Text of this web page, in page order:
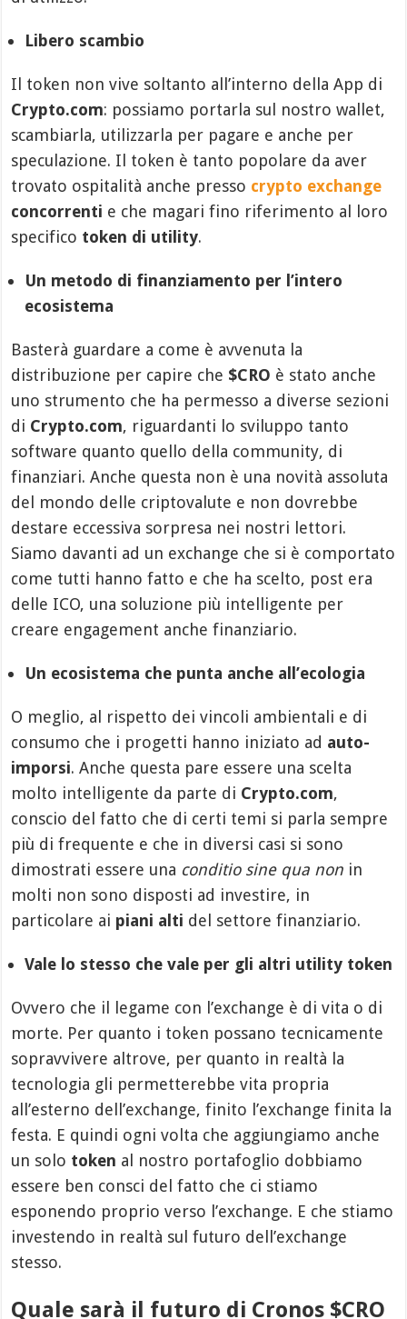
Libero scambio
Il token non vive soltanto all’interno della App di
Crypto.com: possiamo portarla sul nostro wallet,
scambiarla, utilizzarla per pagare e anche per
speculazione. Il token è tanto popolare da aver
trovato ospitalità anche presso crypto exchange
concorrenti e che magari fino riferimento al loro
specifico token di utility.
Un metodo di finanziamento per l’intero
ecosistema
Basterà guardare a come è avvenuta la
distribuzione per capire che $CRO è stato anche
uno strumento che ha permesso a diverse sezioni
di Crypto.com, riguardanti lo sviluppo tanto
software quanto quello della community, di
finanziari. Anche questa non è una novità assoluta
del mondo delle criptovalute e non dovrebbe
destare eccessiva sorpresa nei nostri lettori.
Siamo davanti ad un exchange che si è comportato
come tutti hanno fatto e che ha scelto, post era
delle ICO, una soluzione più intelligente per
creare engagement anche finanziario.
Un ecosistema che punta anche all’ecologia
O meglio, al rispetto dei vincoli ambientali e di
consumo che i progetti hanno iniziato ad auto-
imporsi. Anche questa pare essere una scelta
molto intelligente da parte di Crypto.com,
conscio del fatto che di certi temi si parla sempre
più di frequente e che in diversi casi si sono
dimostrati essere una conditio sine qua non in
molti non sono disposti ad investire, in
particolare ai piani alti del settore finanziario.
Vale lo stesso che vale per gli altri utility token
Ovvero che il legame con l’exchange è di vita o di
morte. Per quanto i token possano tecnicamente
sopravvivere altrove, per quanto in realtà la
tecnologia gli permetterebbe vita propria
all’esterno dell’exchange, finito l’exchange finita la
festa. E quindi ogni volta che aggiungiamo anche
un solo token al nostro portafoglio dobbiamo
essere ben consci del fatto che ci stiamo
esponendo proprio verso l’exchange. E che stiamo
investendo in realtà sul futuro dell’exchange
stesso.
Quale sarà il futuro di Cronos $CRO